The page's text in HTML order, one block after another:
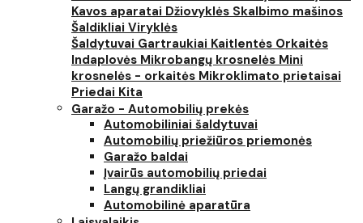
Kavos aparatai Džiovyklės Skalbimo mašinos
Šaldikliai Viryklės
Šaldytuvai Gartraukiai Kaitlentės Orkaitės
Indaplovės Mikrobangų krosnelės Mini
krosnelės - orkaitės Mikroklimato prietaisai
Priedai Kita
Garažo - Automobilių prekės
Automobiliniai šaldytuvai
Automobilių priežiūros priemonės
Garažo baldai
Įvairūs automobilių priedai
Langų grandikliai
Automobilinė aparatūra